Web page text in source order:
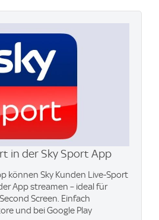
in der Sky Sport App
können Sky Kunden Live-Sport
App streamen – ideal für
Screen. Einfach
und bei Google Play